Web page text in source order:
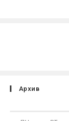
Архив